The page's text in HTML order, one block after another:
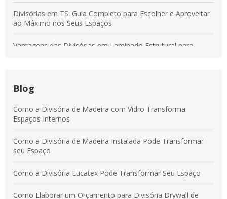
Divisórias em TS: Guia Completo para Escolher e Aproveitar
ao Máximo nos Seus Espaços
Vantagens das Divisórias em Laminado Estrutural para
Aumentar a Produtividade
Vantagens das Divisórias em Laminado Estrutural para
Ambientes Modernos e Práticos
Divisórias em Laminado Estrutural: Benefícios para
Ambientes Comerciais e Corporativos
Blog
Como a Divisória de Madeira com Vidro Transforma
Espaços Internos
Como a Divisória de Madeira Instalada Pode Transformar
seu Espaço
Como a Divisória Eucatex Pode Transformar Seu Espaço
Como Elaborar um Orçamento para Divisória Drywall de